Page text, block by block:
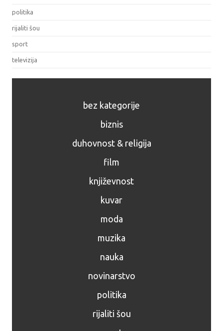
politika
rijaliti šou
sport
televizija
bez kategorije
biznis
duhovnost & religija
film
književnost
kuvar
moda
muzika
nauka
novinarstvo
politika
rijaliti šou